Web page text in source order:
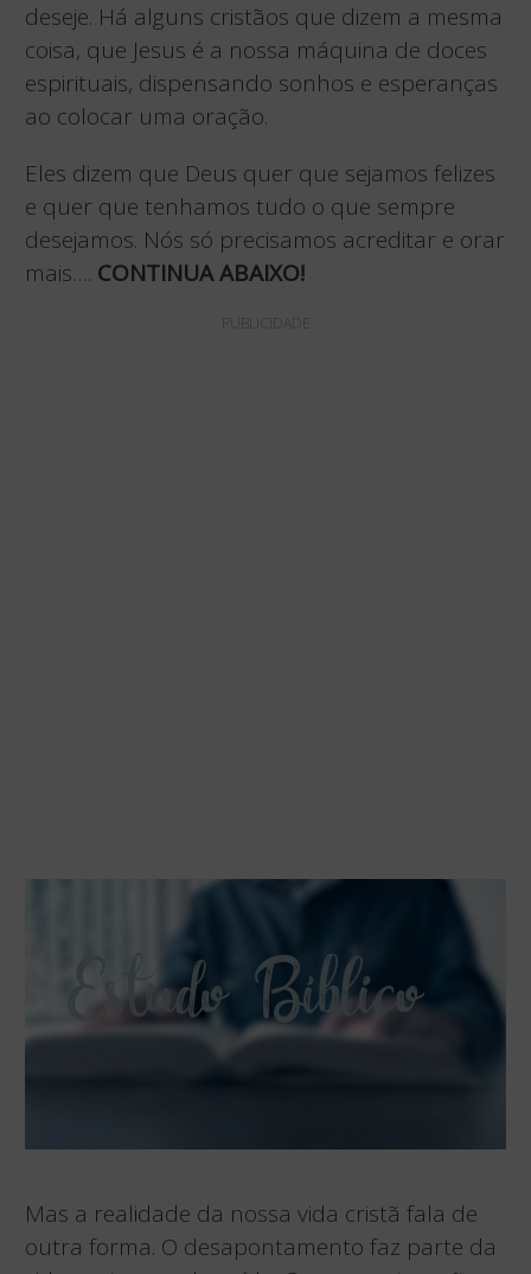
deseje. Há alguns cristãos que dizem a mesma
coisa, que Jesus é a nossa máquina de doces
espirituais, dispensando sonhos e esperanças
ao colocar uma oração.
Eles dizem que Deus quer que sejamos felizes
e quer que tenhamos tudo o que sempre
desejamos. Nós só precisamos acreditar e orar
mais…. CONTINUA ABAIXO!
PUBLICIDADE
Mas a realidade da nossa vida cristã fala de
outra forma. O desapontamento faz parte da